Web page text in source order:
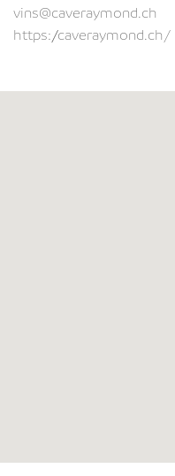
vins@caveraymond.ch
https://caveraymond.ch/